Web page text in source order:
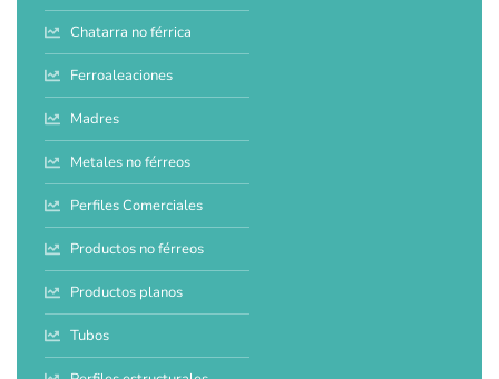
Chatarra no férrica
Ferroaleaciones
Madres
Metales no férreos
Perfiles Comerciales
Productos no férreos
Productos planos
Tubos